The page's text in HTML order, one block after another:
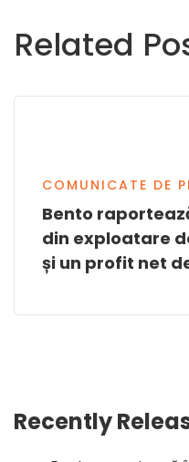
Related
COMUNICATE DE
Bento
din exploatare
și un profit net
Recently